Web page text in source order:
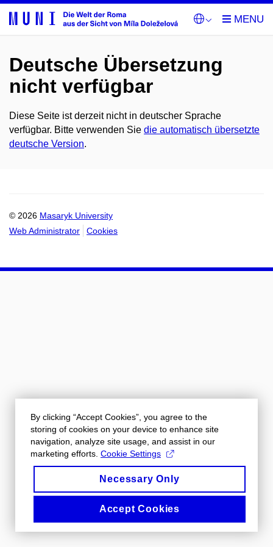
Deutsche Übersetzung
nicht verfügbar
Diese Seite ist derzeit nicht in deutscher Sprache
verfügbar. Bitte verwenden Sie die automatisch übersetzte
deutsche Version.
© 2026 Masaryk University
Web Administrator
Cookies
By clicking “Accept Cookies”, you agree to the
storing of cookies on your device to enhance site
navigation, analyze site usage, and assist in our
marketing efforts. Cookie Settings
Necessary Only
Accept Cookies